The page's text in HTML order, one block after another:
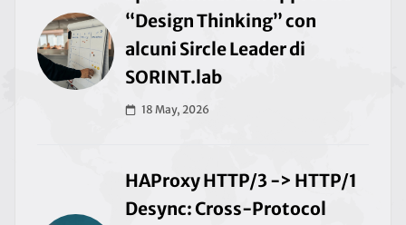
“Design Thinking” con
alcuni Sircle Leader di
SORINT.lab
18 May, 2026
HAProxy HTTP/3 -> HTTP/1
Desync: Cross-Protocol